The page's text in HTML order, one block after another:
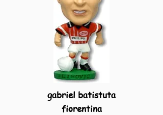
gabriel batistuta
fiorentina